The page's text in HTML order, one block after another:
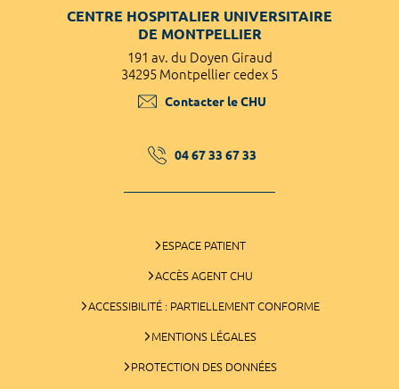
CENTRE HOSPITALIER UNIVERSITAIRE
DE MONTPELLIER
191 av. du Doyen Giraud
34295 Montpellier cedex 5
Contacter le CHU
04 67 33 67 33
ESPACE PATIENT
ACCÈS AGENT CHU
ACCESSIBILITÉ : PARTIELLEMENT CONFORME
MENTIONS LÉGALES
PROTECTION DES DONNÉES